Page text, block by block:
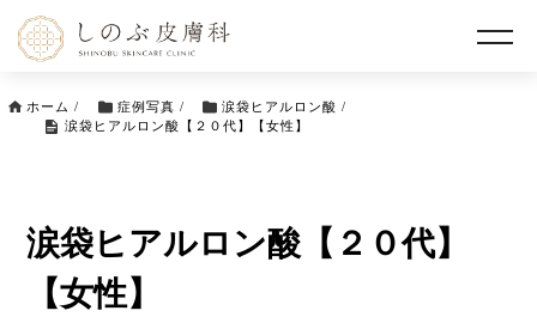
ホーム / 症例写真 / 涙袋ヒアルロン酸 /
涙袋ヒアルロン酸【２０代】【女性】
涙袋ヒアルロン酸【２０代】
【女性】